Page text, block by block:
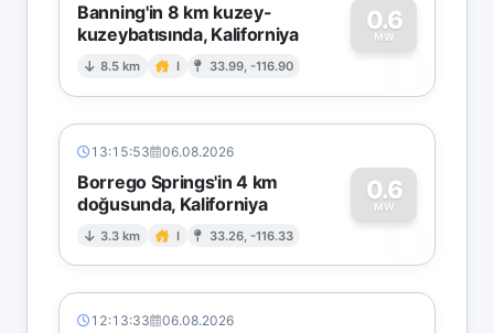
Banning'in 8 km kuzey-
kuzeybatısında, Kaliforniya
8.5 km I 33.99, -116.90
0.6
MW
0
13:15:53 06.08.2026
Borrego Springs'in 4 km
doğusunda, Kaliforniya
3.3 km I 33.26, -116.33
0.6
MW
0
12:13:33 06.08.2026